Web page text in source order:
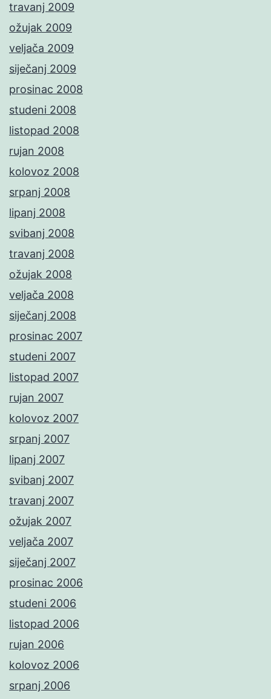
travanj 2009
ožujak 2009
veljača 2009
siječanj 2009
prosinac 2008
studeni 2008
listopad 2008
rujan 2008
kolovoz 2008
srpanj 2008
lipanj 2008
svibanj 2008
travanj 2008
ožujak 2008
veljača 2008
siječanj 2008
prosinac 2007
studeni 2007
listopad 2007
rujan 2007
kolovoz 2007
srpanj 2007
lipanj 2007
svibanj 2007
travanj 2007
ožujak 2007
veljača 2007
siječanj 2007
prosinac 2006
studeni 2006
listopad 2006
rujan 2006
kolovoz 2006
srpanj 2006